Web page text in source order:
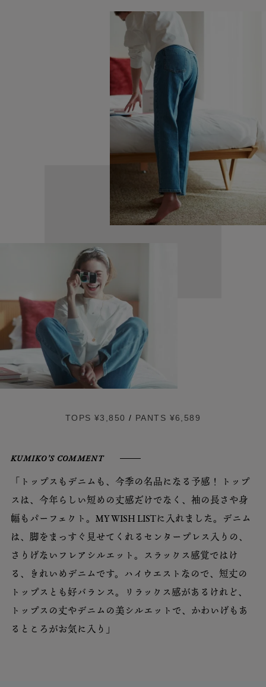
TOPS ¥3,850 / PANTS ¥6,589
KUMIKO’S COMMENT
「トップスもデニムも、今季の名品になる予感！ トップ
スは、今年らしい短めの丈感だけでなく、袖の長さや身
幅もパーフェクト。MY WISH LISTに入れました。デニム
は、脚をまっすぐ見せてくれるセンタープレス入りの、
さりげないフレアシルエット。スラックス感覚ではけ
る、きれいめデニムです。ハイウエストなので、短丈の
トップスとも好バランス。リラックス感があるけれど、
トップスの丈やデニムの美シルエットで、かわいげもあ
るところがお気に入り」